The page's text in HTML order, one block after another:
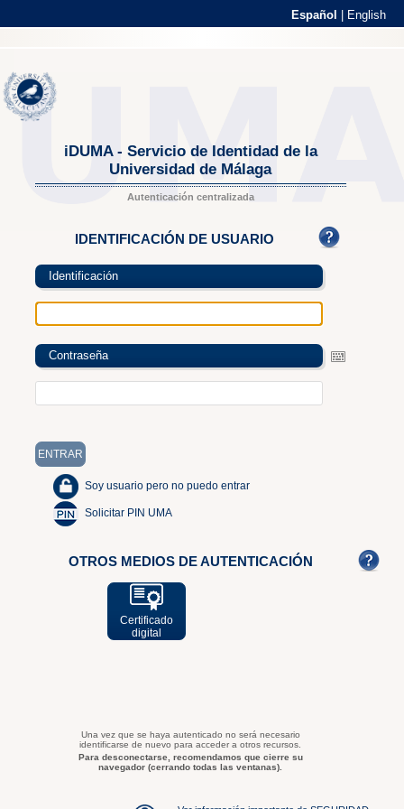
Español English
iDUMA - Servicio de Identidad de la
Universidad de Málaga
Autenticación centralizada
IDENTIFICACIÓN DE USUARIO
Identificación
Contraseña
Soy usuario pero no puedo entrar
Solicitar PIN UMA
OTROS MEDIOS DE AUTENTICACIÓN
Certificado
digital
Una vez que se haya autenticado no será necesario
identificarse de nuevo para acceder a otros recursos.
Para desconectarse, recomendamos que cierre su
navegador (cerrando todas las ventanas).